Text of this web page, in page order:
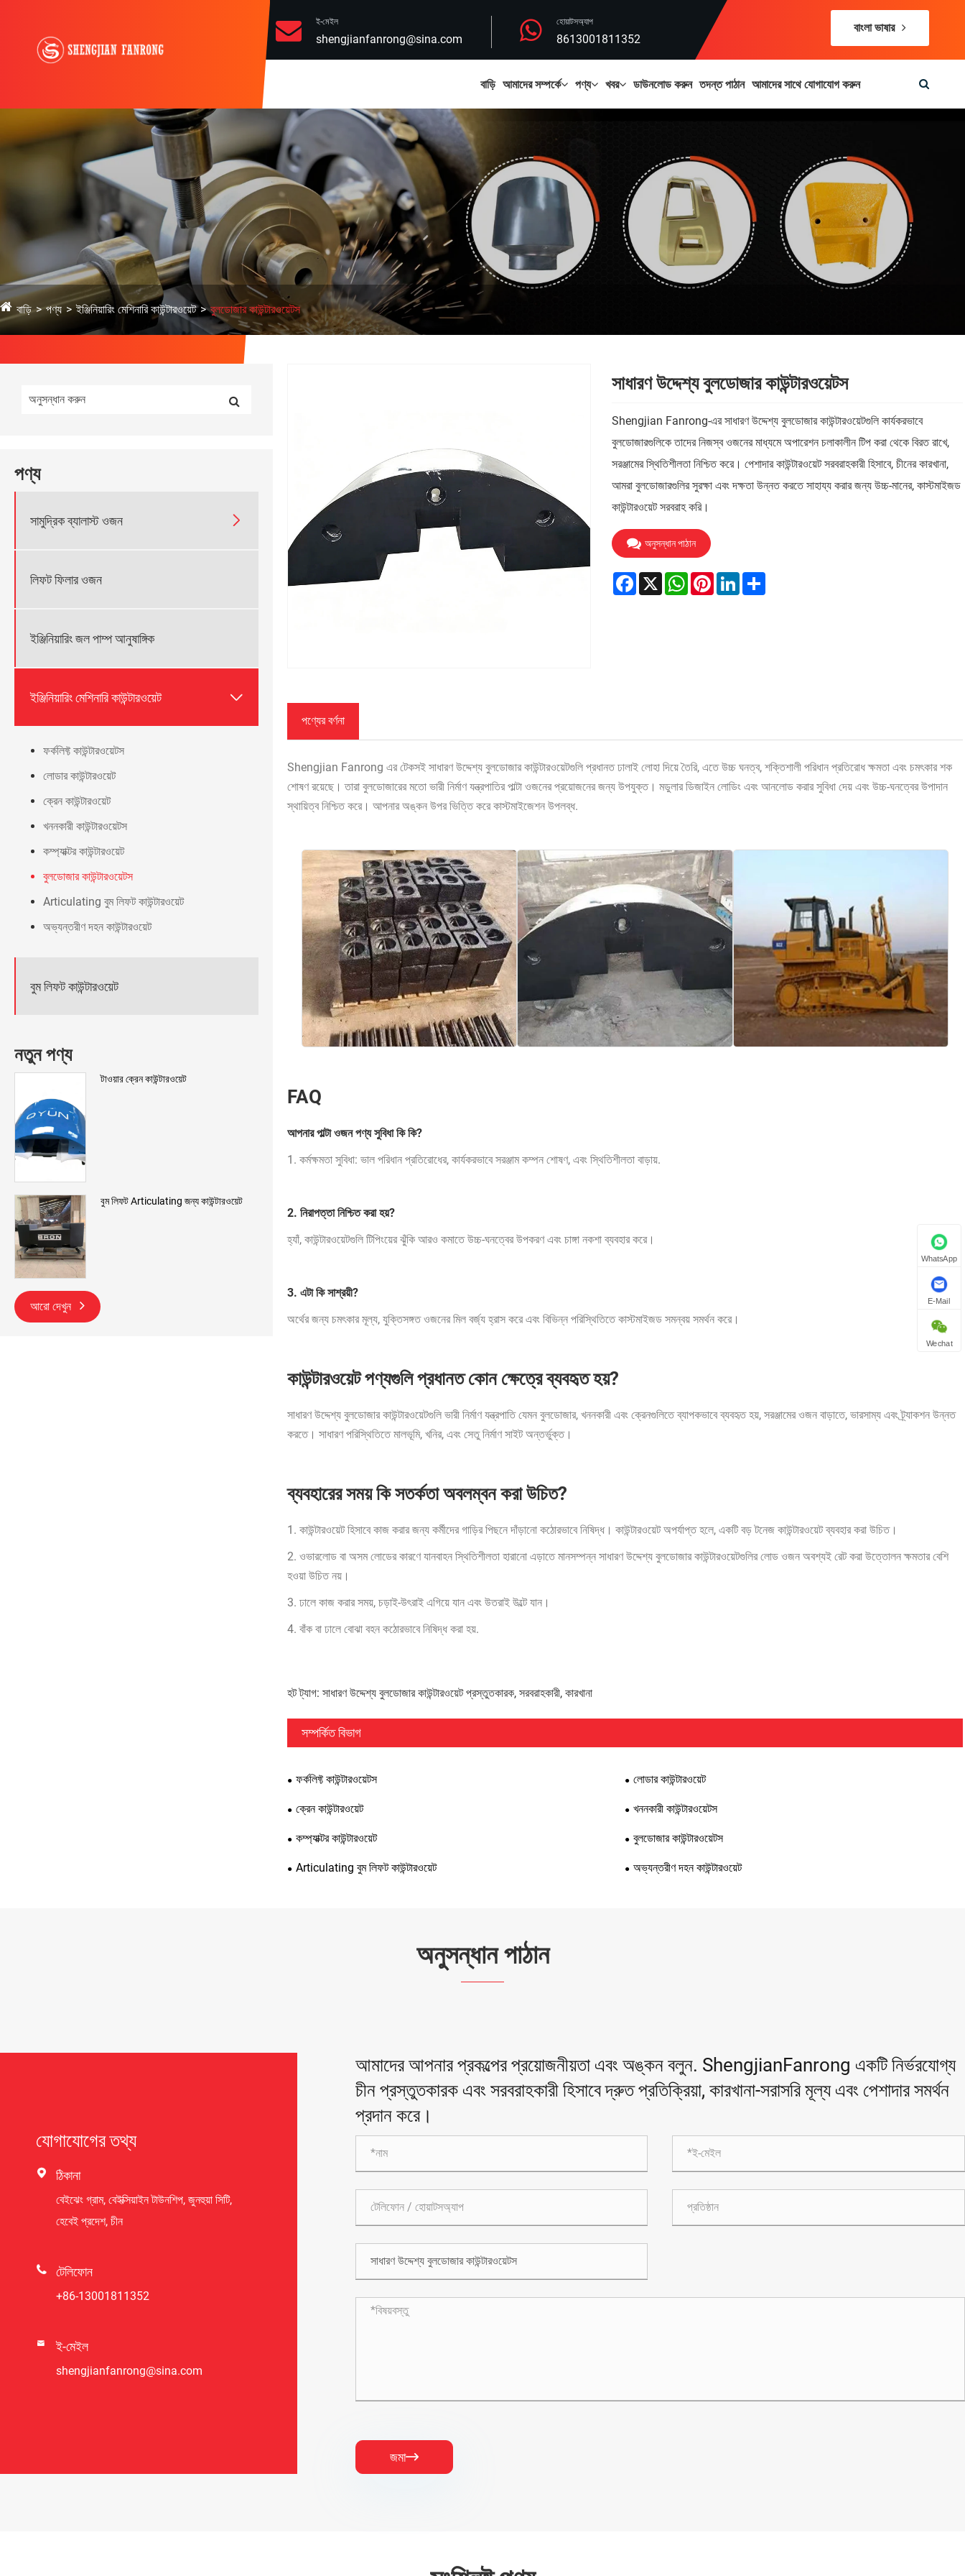
ই-মেইল
shengjianfanrong@sina.com
হোয়াটসঅ্যাপ
8613001811352
বাংলা ভাষার
বাড়ি আমাদের সম্পর্কে পণ্য খবর ডাউনলোড করুন তদন্ত পাঠান আমাদের সাথে যোগাযোগ করুন
বাড়ি পণ্য ইঞ্জিনিয়ারিং মেশিনারি কাউন্টারওয়েট বুলডোজার কাউন্টারওয়েটস
পণ্য
সামুদ্রিক ব্যালাস্ট ওজন 
লিফট ফিলার ওজন
ইঞ্জিনিয়ারিং জল পাম্প আনুষাঙ্গিক
ইঞ্জিনিয়ারিং মেশিনারি কাউন্টারওয়েট 
ফর্কলিফ্ট কাউন্টারওয়েটস
লোডার কাউন্টারওয়েট
ক্রেন কাউন্টারওয়েট
খননকারী কাউন্টারওয়েটস
কম্প্যাক্টর কাউন্টারওয়েট
বুলডোজার কাউন্টারওয়েটস
Articulating বুম লিফট কাউন্টারওয়েট
অভ্যন্তরীণ দহন কাউন্টারওয়েট
বুম লিফট কাউন্টারওয়েট
নতুন পণ্য
টাওয়ার ক্রেন কাউন্টারওয়েট
বুম লিফট Articulating জন্য কাউন্টারওয়েট
আরো দেখুন
সাধারণ উদ্দেশ্য বুলডোজার কাউন্টারওয়েটস
Shengjian Fanrong-এর সাধারণ উদ্দেশ্য বুলডোজার কাউন্টারওয়েটগুলি কার্যকরভাবে
বুলডোজারগুলিকে তাদের নিজস্ব ওজনের মাধ্যমে অপারেশন চলাকালীন টিপ করা থেকে বিরত রাখে,
সরঞ্জামের স্থিতিশীলতা নিশ্চিত করে। পেশাদার কাউন্টারওয়েট সরবরাহকারী হিসাবে, চীনের কারখানা,
আমরা বুলডোজারগুলির সুরক্ষা এবং দক্ষতা উন্নত করতে সাহায্য করার জন্য উচ্চ-মানের, কাস্টমাইজড
কাউন্টারওয়েট সরবরাহ করি।
অনুসন্ধান পাঠান
Facebook
X WhatsApp
PinterestLinkedInShare
পণ্যের বর্ণনা
Shengjian Fanrong এর টেকসই সাধারণ উদ্দেশ্য বুলডোজার কাউন্টারওয়েটগুলি প্রধানত ঢালাই লোহা দিয়ে তৈরি, এতে উচ্চ ঘনত্ব, শক্তিশালী পরিধান প্রতিরোধ ক্ষমতা এবং চমৎকার শক
শোষণ রয়েছে। তারা বুলডোজারের মতো ভারী নির্মাণ যন্ত্রপাতির পাল্টা ওজনের প্রয়োজনের জন্য উপযুক্ত। মডুলার ডিজাইন লোডিং এবং আনলোড করার সুবিধা দেয় এবং উচ্চ-ঘনত্বের উপাদান
স্থায়িত্ব নিশ্চিত করে। আপনার অঙ্কন উপর ভিত্তি করে কাস্টমাইজেশন উপলব্ধ.
FAQ
আপনার পাল্টা ওজন পণ্য সুবিধা কি কি?
1. কর্মক্ষমতা সুবিধা: ভাল পরিধান প্রতিরোধের, কার্যকরভাবে সরঞ্জাম কম্পন শোষণ, এবং স্থিতিশীলতা বাড়ায়.
2. নিরাপত্তা নিশ্চিত করা হয়?
হ্যাঁ, কাউন্টারওয়েটগুলি টিপিংয়ের ঝুঁকি আরও কমাতে উচ্চ-ঘনত্বের উপকরণ এবং চাঙ্গা নকশা ব্যবহার করে।
3. এটা কি সাশ্রয়ী?
অর্থের জন্য চমৎকার মূল্য, যুক্তিসঙ্গত ওজনের মিল বর্জ্য হ্রাস করে এবং বিভিন্ন পরিস্থিতিতে কাস্টমাইজড সমন্বয় সমর্থন করে।
কাউন্টারওয়েট পণ্যগুলি প্রধানত কোন ক্ষেত্রে ব্যবহৃত হয়?
সাধারণ উদ্দেশ্য বুলডোজার কাউন্টারওয়েটগুলি ভারী নির্মাণ যন্ত্রপাতি যেমন বুলডোজার, খননকারী এবং ক্রেনগুলিতে ব্যাপকভাবে ব্যবহৃত হয়, সরঞ্জামের ওজন বাড়াতে, ভারসাম্য এবং ট্র্যাকশন উন্নত
করতে। সাধারণ পরিস্থিতিতে মালভূমি, খনির, এবং সেতু নির্মাণ সাইট অন্তর্ভুক্ত।
ব্যবহারের সময় কি সতর্কতা অবলম্বন করা উচিত?
1. কাউন্টারওয়েট হিসাবে কাজ করার জন্য কর্মীদের গাড়ির পিছনে দাঁড়ানো কঠোরভাবে নিষিদ্ধ। কাউন্টারওয়েট অপর্যাপ্ত হলে, একটি বড় টনেজ কাউন্টারওয়েট ব্যবহার করা উচিত।
2. ওভারলোড বা অসম লোডের কারণে যানবাহন স্থিতিশীলতা হারানো এড়াতে মানসম্পন্ন সাধারণ উদ্দেশ্য বুলডোজার কাউন্টারওয়েটগুলির লোড ওজন অবশ্যই রেট করা উত্তোলন ক্ষমতার বেশি
হওয়া উচিত নয়।
3. ঢালে কাজ করার সময়, চড়াই-উৎরাই এগিয়ে যান এবং উতরাই উল্টে যান।
4. বাঁক বা ঢালে বোঝা বহন কঠোরভাবে নিষিদ্ধ করা হয়.
হট ট্যাগ: সাধারণ উদ্দেশ্য বুলডোজার কাউন্টারওয়েট প্রস্তুতকারক, সরবরাহকারী, কারখানা
সম্পর্কিত বিভাগ
ফর্কলিফ্ট কাউন্টারওয়েটস লোডার কাউন্টারওয়েট
ক্রেন কাউন্টারওয়েট খননকারী কাউন্টারওয়েটস
কম্প্যাক্টর কাউন্টারওয়েট বুলডোজার কাউন্টারওয়েটস
Articulating বুম লিফট কাউন্টারওয়েট অভ্যন্তরীণ দহন কাউন্টারওয়েট
অনুসন্ধান পাঠান
যোগাযোগের তথ্য
 ঠিকানা
বেইঝেং গ্রাম, বেইক্সিয়াইন টাউনশিপ, জুনহুয়া সিটি,
হেবেই প্রদেশ, চীন
 টেলিফোন
+86-13001811352
 ই-মেইল
shengjianfanrong@sina.com
আমাদের আপনার প্রকল্পের প্রয়োজনীয়তা এবং অঙ্কন বলুন. ShengjianFanrong একটি নির্ভরযোগ্য
চীন প্রস্তুতকারক এবং সরবরাহকারী হিসাবে দ্রুত প্রতিক্রিয়া, কারখানা-সরাসরি মূল্য এবং পেশাদার সমর্থন
প্রদান করে।
জমা
WhatsApp
E-Mail
Wechat